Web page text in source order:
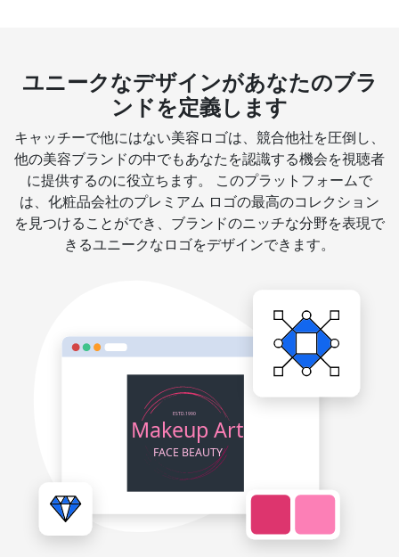
ユニークなデザインがあなたのブラ
ンドを定義します
キャッチーで他にはない美容ロゴは、競合他社を圧倒し、
他の美容ブランドの中でもあなたを認識する機会を視聴者
に提供するのに役立ちます。 このプラットフォームで
は、化粧品会社のプレミアム ロゴの最高のコレクション
を見つけることができ、ブランドのニッチな分野を表現で
きるユニークなロゴをデザインできます。